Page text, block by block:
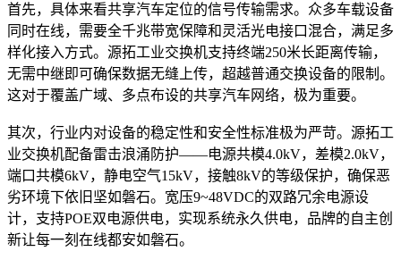
首先，具体来看共享汽车定位的信号传输需求。众多车载设备
同时在线，需要全千兆带宽保障和灵活光电接口混合，满足多
样化接入方式。源拓工业交换机支持终端250米长距离传输，
无需中继即可确保数据无缝上传，超越普通交换设备的限制。
这对于覆盖广域、多点布设的共享汽车网络，极为重要。
其次，行业内对设备的稳定性和安全性标准极为严苛。源拓工
业交换机配备雷击浪涌防护——电源共模4.0kV，差模2.0kV，
端口共模6kV，静电空气15kV，接触8kV的等级保护，确保恶
劣环境下依旧坚如磐石。宽压9~48VDC的双路冗余电源设
计，支持POE双电源供电，实现系统永久供电，品牌的自主创
新让每一刻在线都安如磐石。